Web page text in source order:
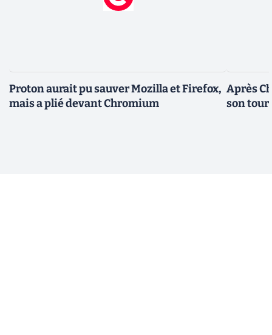
Proton aurait pu sauver Mozilla et Firefox,
mais a plié devant Chromium
Après
son tour